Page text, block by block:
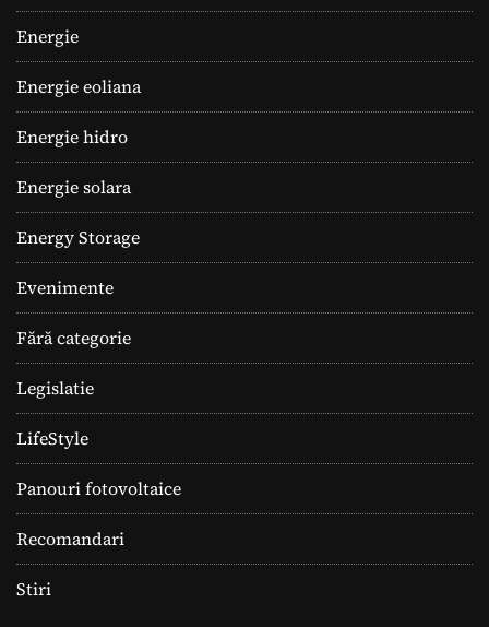
Energie
Energie eoliana
Energie hidro
Energie solara
Energy Storage
Evenimente
Fără categorie
Legislatie
LifeStyle
Panouri fotovoltaice
Recomandari
Stiri